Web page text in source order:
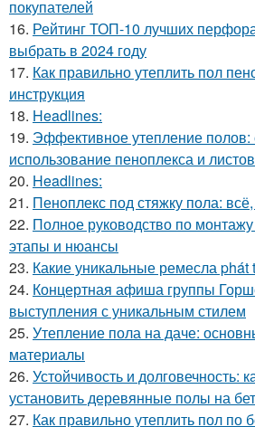
покупателей
16. Рейтинг ТОП-10 лучших
выбрать в 2024 году
17. Как правильно утеплить пол
инструкция
18. Headlines:
19. Эффективное утепление полов:
использование пеноплекса и
20. Headlines:
21. Пеноплекс под стяжку пола:
22. Полное руководство по
этапы и нюансы
23. Какие уникальные ремесла
24. Концертная афиша группы
выступления с уникальным стилем
25. Утепление пола на даче:
материалы
26. Устойчивость и долговечность:
установить деревянные полы на
27. Как правильно утеплить пол по